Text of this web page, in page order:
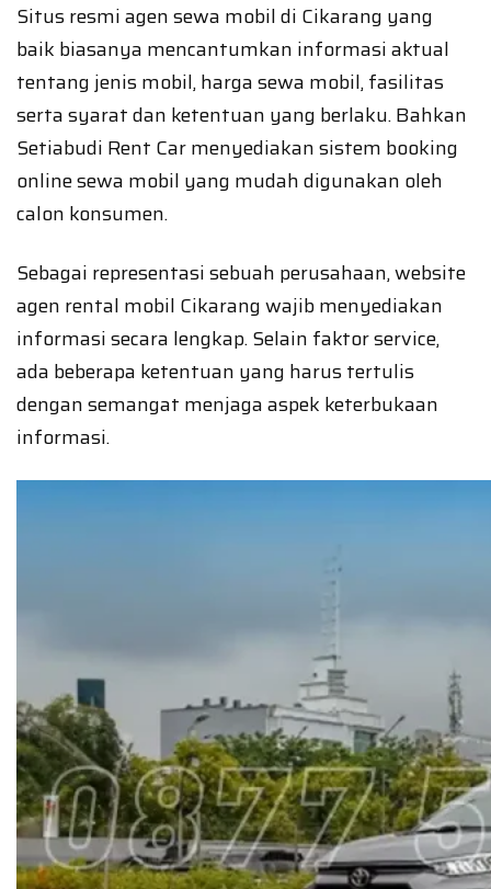
Situs resmi agen sewa mobil di Cikarang yang
baik biasanya mencantumkan informasi aktual
tentang jenis mobil, harga sewa mobil, fasilitas
serta syarat dan ketentuan yang berlaku. Bahkan
Setiabudi Rent Car menyediakan sistem booking
online sewa mobil yang mudah digunakan oleh
calon konsumen.
Sebagai representasi sebuah perusahaan, website
agen rental mobil Cikarang wajib menyediakan
informasi secara lengkap. Selain faktor service,
ada beberapa ketentuan yang harus tertulis
dengan semangat menjaga aspek keterbukaan
informasi.